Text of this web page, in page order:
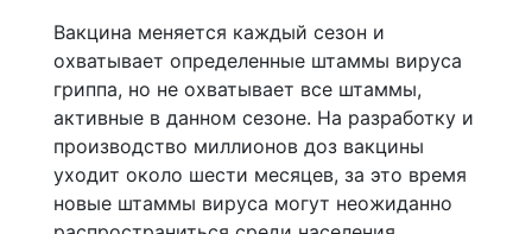
Вакцина меняется каждый сезон и
охватывает определенные штаммы вируса
гриппа, но не охватывает все штаммы,
активные в данном сезоне. На разработку и
производство миллионов доз вакцины
уходит около шести месяцев, за это время
новые штаммы вируса могут неожиданно